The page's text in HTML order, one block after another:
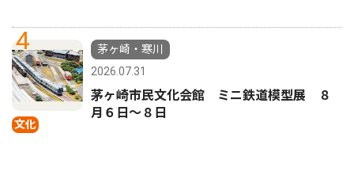
4
文化
茅ヶ崎・寒川
2026.07.31
茅ヶ崎市民文化会館 ミニ鉄道模型展 ８
月６日〜８日